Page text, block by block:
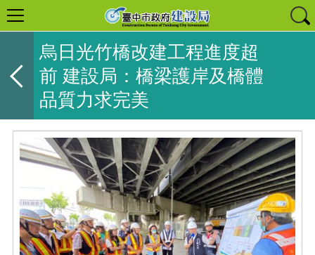
烏日光竹橋改建工程進度超
前 建設局：橋梁護岸及橋體
品質力求完美